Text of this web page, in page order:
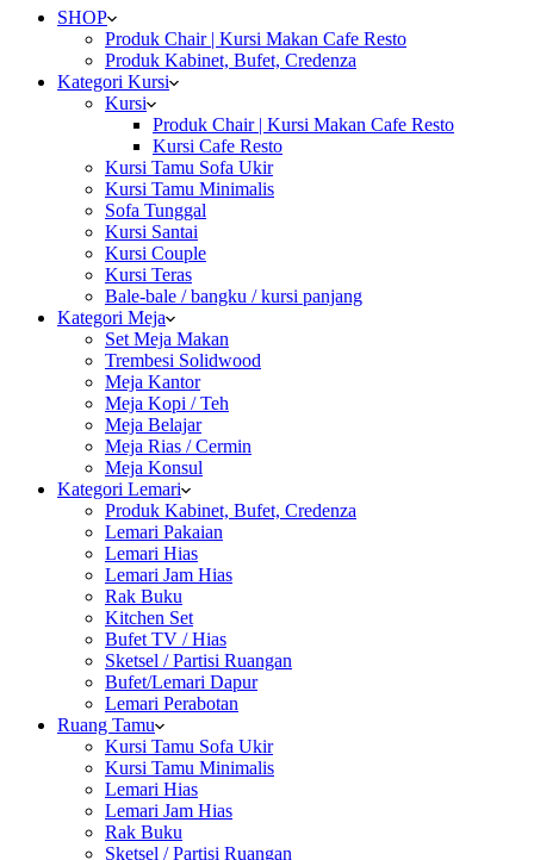
SHOP
Produk Chair | Kursi Makan Cafe Resto
Produk Kabinet, Bufet, Credenza
Kategori Kursi
Kursi
Produk Chair | Kursi Makan Cafe Resto
Kursi Cafe Resto
Kursi Tamu Sofa Ukir
Kursi Tamu Minimalis
Sofa Tunggal
Kursi Santai
Kursi Couple
Kursi Teras
Bale-bale / bangku / kursi panjang
Kategori Meja
Set Meja Makan
Trembesi Solidwood
Meja Kantor
Meja Kopi / Teh
Meja Belajar
Meja Rias / Cermin
Meja Konsul
Kategori Lemari
Produk Kabinet, Bufet, Credenza
Lemari Pakaian
Lemari Hias
Lemari Jam Hias
Rak Buku
Kitchen Set
Bufet TV / Hias
Sketsel / Partisi Ruangan
Bufet/Lemari Dapur
Lemari Perabotan
Ruang Tamu
Kursi Tamu Sofa Ukir
Kursi Tamu Minimalis
Lemari Hias
Lemari Jam Hias
Rak Buku
Sketsel / Partisi Ruangan